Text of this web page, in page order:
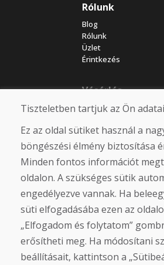
Rólunk
Blog
Rólunk
Üzlet
Érintkezés
Vásárlás
Eshop
Szállítás
Fizetés
Panasz
Áruk visszaküldése
Adatvédelmi
Cookies
Közösségi
Tiszteletben tartjuk az Ön
Ez az oldal sütiket használ a
böngészési élmény biztosítása
Minden fontos információt
oldalon. A szükséges sütik
engedélyezve vannak. Ha
süti elfogadásába ezen az
„Elfogadom és folytatom”
erősítheti meg. Ha módosítani
beállításait, kattintson a